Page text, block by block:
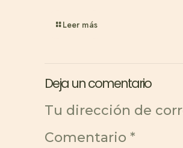
Leer más
Deja un comentario
Tu dirección de
Comentario *